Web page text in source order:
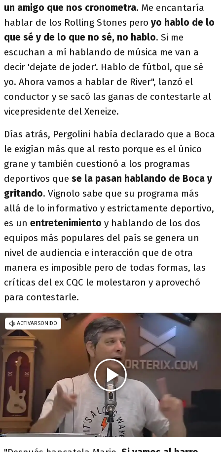
un amigo que nos cronometra. Me encantaría
hablar de los Rolling Stones pero yo hablo de lo
que sé y de lo que no sé, no hablo. Si me
escuchan a mí hablando de música me van a
decir 'dejate de joder'. Hablo de fútbol, que sé
yo. Ahora vamos a hablar de River", lanzó el
conductor y se sacó las ganas de contestarle al
vicepresidente del Xeneize.
Días atrás, Pergolini había declarado que a Boca
le exigían más que al resto porque es el único
grane y también cuestionó a los programas
deportivos que se la pasan hablando de Boca y
gritando. Vignolo sabe que su programa más
allá de lo informativo y estrictamente deportivo,
es un entretenimiento y hablando de los dos
equipos más populares del país se genera un
nivel de audiencia e interacción que de otra
manera es imposible pero de todas formas, las
críticas del ex CQC le molestaron y aprovechó
para contestarle.